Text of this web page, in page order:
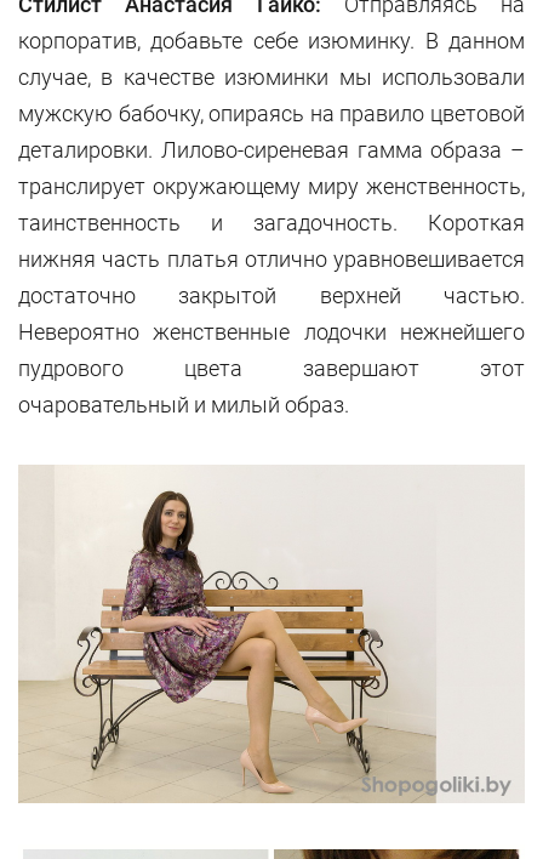
корпоратив, добавьте себе изюминку. В данном
случае, в качестве изюминки мы использовали
мужскую бабочку, опираясь на правило цветовой
деталировки. Лилово-сиреневая гамма образа –
транслирует окружающему миру женственность,
таинственность и загадочность. Короткая
нижняя часть платья отлично уравновешивается
достаточно закрытой верхней частью.
Невероятно женственные лодочки нежнейшего
пудрового цвета завершают этот
очаровательный и милый образ.